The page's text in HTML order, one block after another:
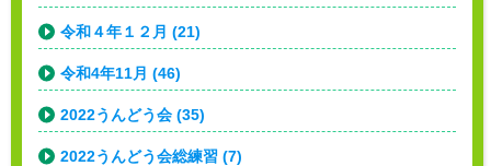
令和４年１２月 (21)
令和4年11月 (46)
2022うんどう会 (35)
2022うんどう会総練習 (7)